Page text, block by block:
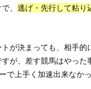
、 逃げ・先行して粘り
が決まっても、相手的
が、差す競馬はやった
で上手く加速出来なか